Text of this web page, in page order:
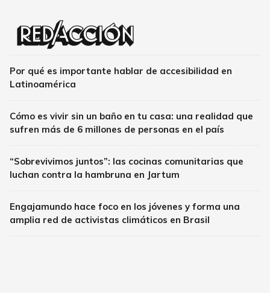
Por qué es importante hablar de accesibilidad en
Latinoamérica
Cómo es vivir sin un baño en tu casa: una realidad que
sufren más de 6 millones de personas en el país
“Sobrevivimos juntos”: las cocinas comunitarias que
luchan contra la hambruna en Jartum
Engajamundo hace foco en los jóvenes y forma una
amplia red de activistas climáticos en Brasil